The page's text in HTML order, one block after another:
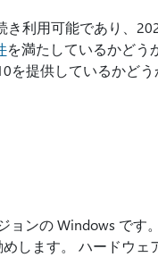
利用可能であり、
を満たしているかどう
提供しているかどう
ンの Windows です
します。 ハードウェ